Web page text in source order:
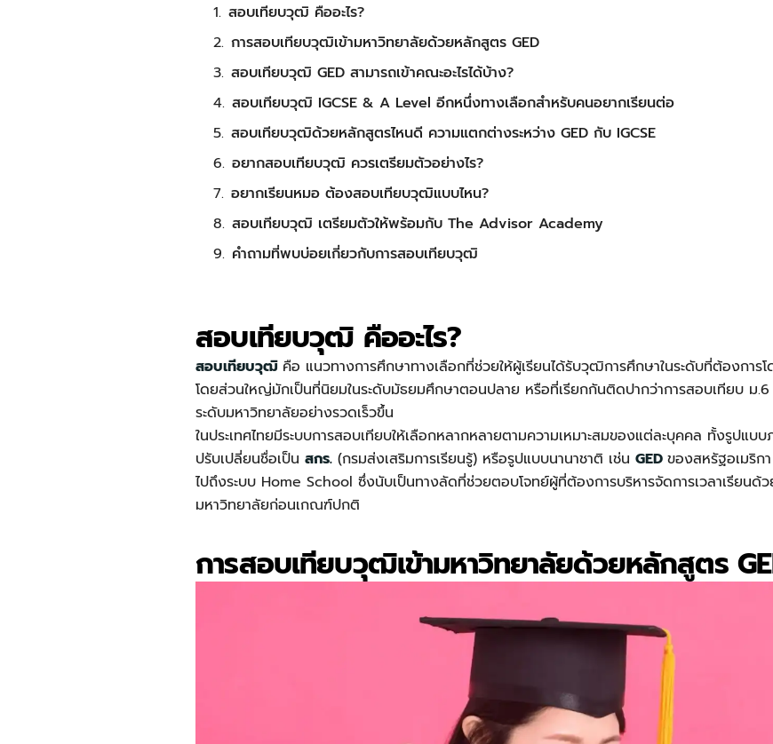
สอบเทียบวุฒิ คืออะไร?
การสอบเทียบวุฒิเข้ามหาวิทยาลัยด้วยหลักสูตร GED
สอบเทียบวุฒิ GED สามารถเข้าคณะอะไรได้บ้าง?
สอบเทียบวุฒิ IGCSE & A Level อีกหนึ่งทางเลือกสำหรับคนอยากเรียนต่อ
สอบเทียบวุฒิด้วยหลักสูตรไหนดี ความแตกต่างระหว่าง GED กับ IGCSE
อยากสอบเทียบวุฒิ ควรเตรียมตัวอย่างไร?
อยากเรียนหมอ ต้องสอบเทียบวุฒิแบบไหน?
สอบเทียบวุฒิ เตรียมตัวให้พร้อมกับ The Advisor Academy
คำถามที่พบบ่อยเกี่ยวกับการสอบเทียบวุฒิ
สอบเทียบวุฒิ คืออะไร?
สอบเทียบวุฒิ คือ แนวทางการศึกษาทางเลือกที่ช่วยให้ผู้เรียนได้รับวุฒิการศึกษาในระดับที่ต้องการ
โดยส่วนใหญ่มักเป็นที่นิยมในระดับมัธยมศึกษาตอนปลาย หรือที่เรียกกันติดปากว่าการสอบเทียบ ม.6
ระดับมหาวิทยาลัยอย่างรวดเร็วขึ้น
ในประเทศไทยมีระบบการสอบเทียบให้เลือกหลากหลายตามความเหมาะสมของแต่ละบุคคล ทั้งรูปแบ
ปรับเปลี่ยนชื่อเป็นสกร. (กรมส่งเสริมการเรียนรู้) หรือรูปแบบนานาชาติ เช่นGEDของสหรัฐอเมริก
ไปถึงระบบ Home School ซึ่งนับเป็นทางลัดที่ช่วยตอบโจทย์ผู้ที่ต้องการบริหารจัดการเวลาเรียนด้
มหาวิทยาลัยก่อนเกณฑ์ปกติ
การสอบเทียบวุฒิเข้ามหาวิทยาลัยด้วยหลักสูตร